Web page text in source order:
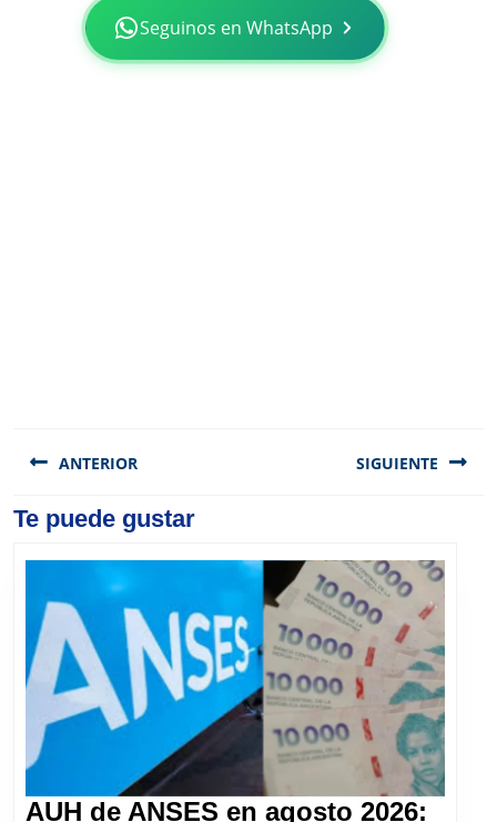
Seguinos en WhatsApp
de
ANTERIOR
Previous
SIGUIENTE
Te puede gustar
AUH de ANSES en agosto 2026: